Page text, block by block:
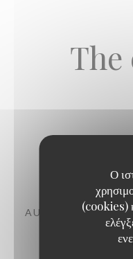
Ο
(cookies)
The
AUBERGINE,